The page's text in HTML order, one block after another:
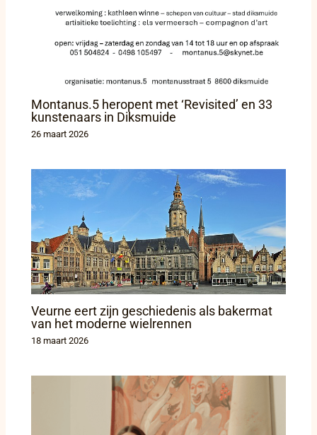
Montanus.5 heropent met ‘Revisited’ en 33
kunstenaars in Diksmuide
26 maart 2026
Veurne eert zijn geschiedenis als bakermat
van het moderne wielrennen
18 maart 2026